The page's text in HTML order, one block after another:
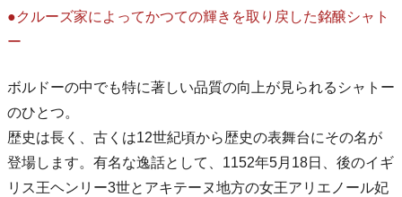
●クルーズ家によってかつての輝きを取り戻した銘醸シャト
ー
ボルドーの中でも特に著しい品質の向上が見られるシャトー
のひとつ。
歴史は長く、古くは12世紀頃から歴史の表舞台にその名が
登場します。有名な逸話として、1152年5月18日、後のイギ
リス王ヘンリー3世とアキテーヌ地方の女王アリエノール妃